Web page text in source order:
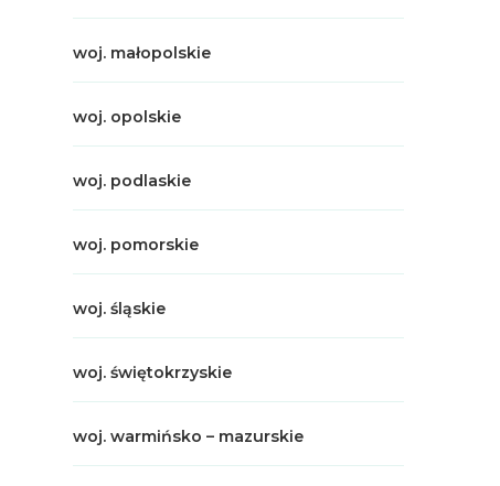
woj. małopolskie
woj. opolskie
woj. podlaskie
woj. pomorskie
woj. śląskie
woj. świętokrzyskie
woj. warmińsko – mazurskie